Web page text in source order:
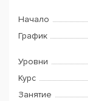
Начало
График
Уровни
Курс
Занятие